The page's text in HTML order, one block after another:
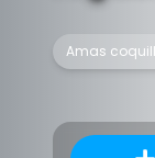
Amas